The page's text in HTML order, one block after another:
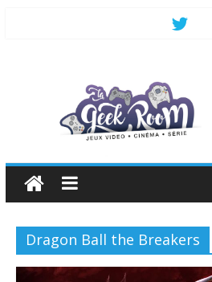
Dragon Ball the Breakers